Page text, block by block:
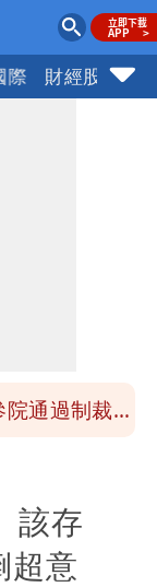
際 財經股市
院通過制裁
該存
超意